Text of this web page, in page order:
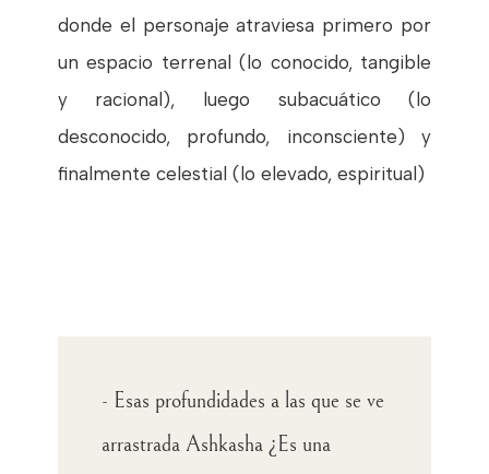
donde el personaje atraviesa primero por
un espacio terrenal (lo conocido, tangible
y racional), luego subacuático (lo
desconocido, profundo, inconsciente) y
finalmente celestial (lo elevado, espiritual)
- Esas profundidades a las que se ve
arrastrada Ashkasha ¿Es una